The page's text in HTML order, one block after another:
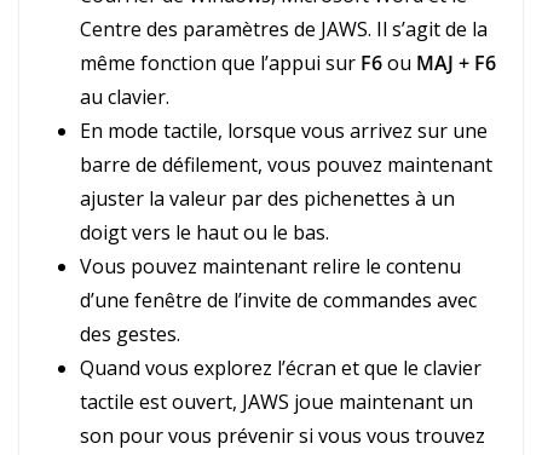
Centre des paramètres de JAWS. Il s’agit de la
même fonction que l’appui sur F6ou MAJ + F6
au clavier.
En mode tactile, lorsque vous arrivez sur une
barre de défilement, vous pouvez maintenant
ajuster la valeur par des pichenettes à un
doigt vers le haut ou le bas.
Vous pouvez maintenant relire le contenu
d’une fenêtre de l’invite de commandes avec
des gestes.
Quand vous explorez l’écran et que le clavier
tactile est ouvert, JAWS joue maintenant un
son pour vous prévenir si vous vous trouvez